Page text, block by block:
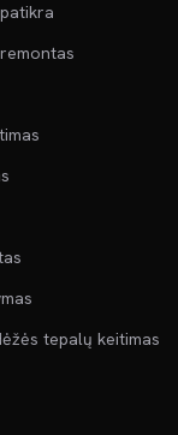
tepalų keitimas